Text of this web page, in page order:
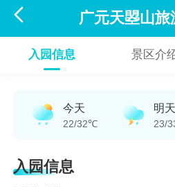
 广元天曌山旅
入园信息 景区介
今天
22/32℃
明天
23/
入园信息